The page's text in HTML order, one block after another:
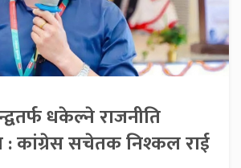
धकेल्ने राजनीति
: कांग्रेस सचेतक निश्कल राई